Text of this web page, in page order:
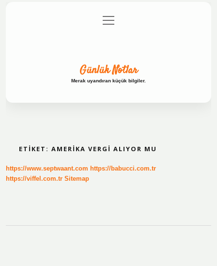
Gizlilik Politikası
menüyü
aç
Günlük Notlar
Merak uyandıran küçük bilgiler.
ETIKET: AMERIKA VERGI ALIYOR MU
https://www.septwaant.com https://babucci.com.tr
https://viffel.com.tr Sitemap